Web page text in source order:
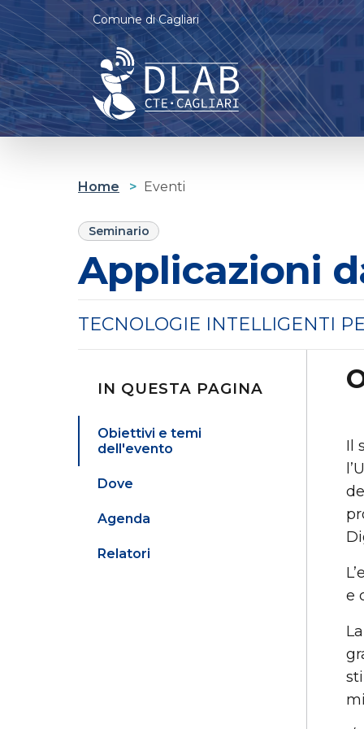
Comune di Cagliari
Cagliari D-lab
Casa delle tecnologie Emergenti
Home > Eventi
Seminario
Applicazioni
TECNOLOGIE INTELLIGENTI
IN QUESTA PAGINA
Obiettivi e temi
dell'evento
Dove
Agenda
Relatori
Il
e